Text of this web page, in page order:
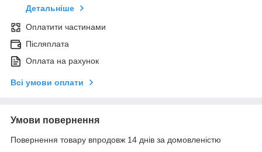
Детальніше
Оплатити частинами
Післяплата
Оплата на рахунок
Всі умови оплати
Умови повернення
Повернення товару впродовж 14 днів за домовленістю